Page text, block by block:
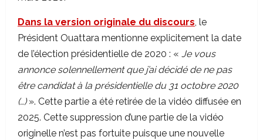
Dans la version originale du discours, le
Président Ouattara mentionne explicitement la date
de l’élection présidentielle de 2020 : « Je vous
annonce solennellement que j’ai décidé de ne pas
être candidat à la présidentielle du 31 octobre 2020
(…)». Cette partie a été retirée de la vidéo diffusée en
2025. Cette suppression d’une partie de la vidéo
originelle n’est pas fortuite puisque une nouvelle